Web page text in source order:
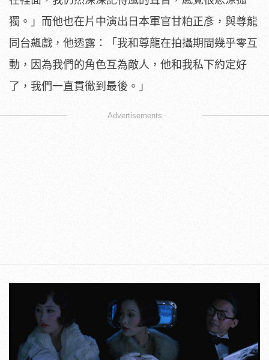
獨。」而他也在片中演出日本軍官甘粕正彥， 與尊龍
同台飆戲，他透露：「我和尊龍在拍攝期間幾乎零互
動， 因為我們的角色互為敵人，他和我私下約定好
了， 我們一直貫徹到最後。」
Advertisements